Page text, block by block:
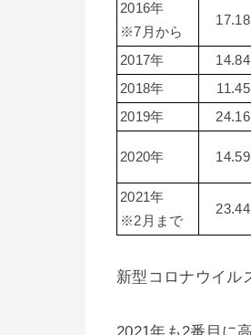
2016年
※7月から
17.18
2017年 14.84
2018年
11.45
2019年
24.16
2020年 14.59
2021年
※2月まで
23.44
新型コロナウイル